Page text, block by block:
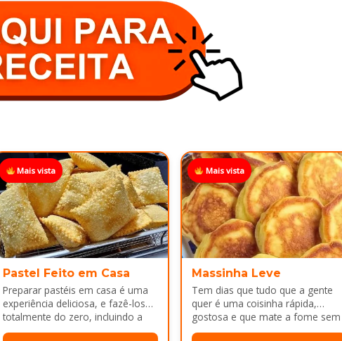
Mais vista
Pastel Feito em Casa
Preparar pastéis em casa é uma
experiência deliciosa, e fazê-los
totalmente do zero, incluindo a
massa, fica melhor ainda...
Mais vista
Massinha Leve
Tem dias que tudo que a gente
quer é uma coisinha rápida,
gostosa e que mate a fome sem
dar trabalho...